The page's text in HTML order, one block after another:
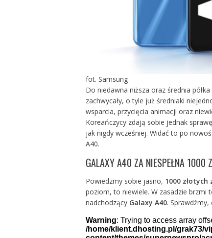
fot. Samsung
Do niedawna niższa oraz średnia
zachwycały, o tyle już średniaki
wsparcia, przycięcia animacji oraz
Koreańczycy zdają sobie jednak
jak nigdy wcześniej. Widać to po
A40.
GALAXY A40 ZA NIESPEŁNA 1000
Powiedzmy sobie jasno, 1000
poziom, to niewiele. W zasadzie brzmi
nadchodzący Galaxy A40. Sprawdźmy,